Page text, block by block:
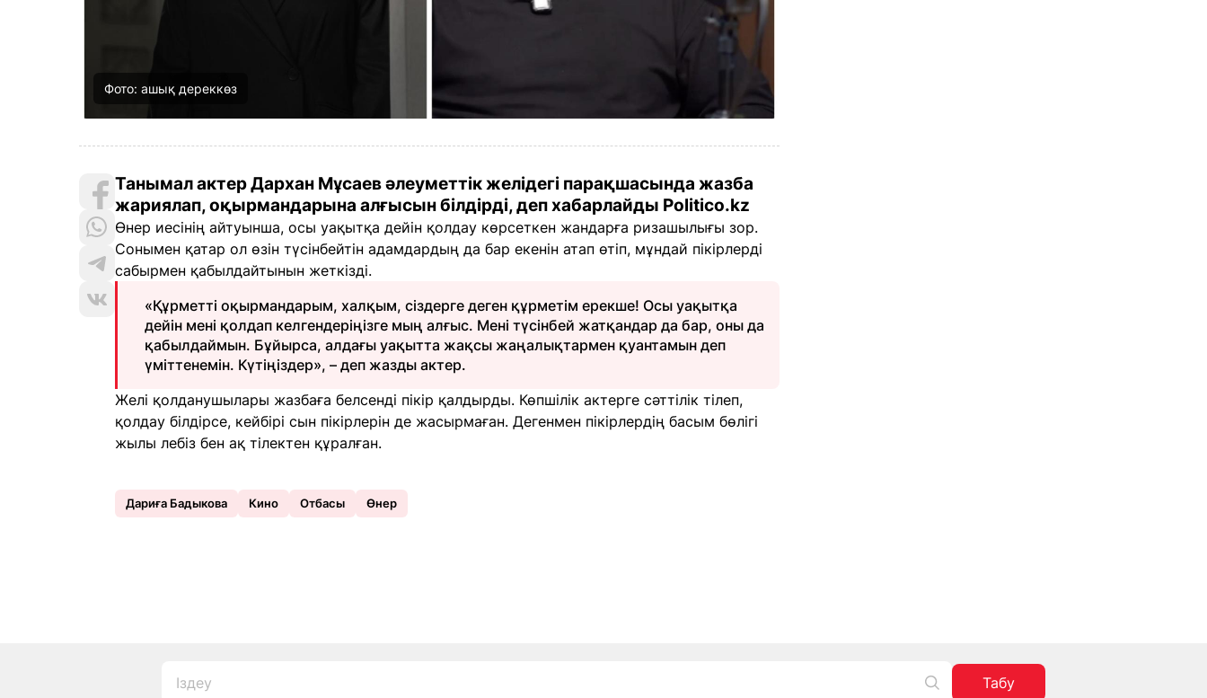
Фото: ашық дереккөз
Танымал актер Дархан Мұсаев әлеуметтік желідегі парақшасында жазба
жариялап, оқырмандарына алғысын білдірді, деп хабарлайды Politico.kz
Өнер иесінің айтуынша, осы уақытқа дейін қолдау көрсеткен жандарға ризашылығы зор.
Сонымен қатар ол өзін түсінбейтін адамдардың да бар екенін атап өтіп, мұндай пікірлерді
сабырмен қабылдайтынын жеткізді.
«Құрметті оқырмандарым, халқым, сіздерге деген құрметім ерекше! Осы уақытқа
дейін мені қолдап келгендеріңізге мың алғыс. Мені түсінбей жатқандар да бар, оны да
қабылдаймын. Бұйырса, алдағы уақытта жақсы жаңалықтармен қуантамын деп
үміттенемін. Күтіңіздер», – деп жазды актер.
Желі қолданушылары жазбаға белсенді пікір қалдырды. Көпшілік актерге сәттілік тілеп,
қолдау білдірсе, кейбірі сын пікірлерін де жасырмаған. Дегенмен пікірлердің басым бөлігі
жылы лебіз бен ақ тілектен құралған.
Дариға Бадыкова Кино Отбасы Өнер
Табу